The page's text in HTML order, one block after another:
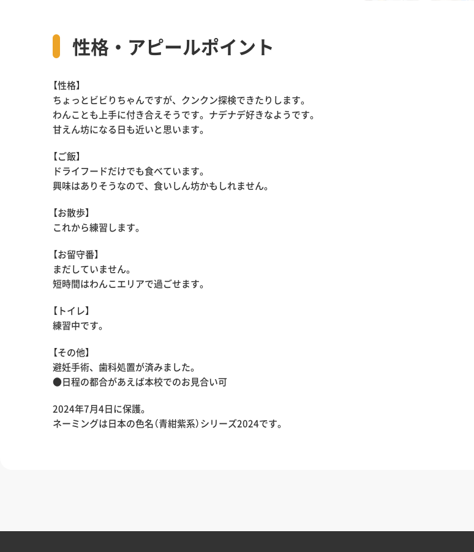
性格・アピールポイント
【性格】
ちょっとビビりちゃんですが、クンクン探検できたりします。
わんことも上手に付き合えそうです。ナデナデ好きなようです。
甘えん坊になる日も近いと思います。
【ご飯】
ドライフードだけでも食べています。
興味はありそうなので、食いしん坊かもしれません。
【お散歩】
これから練習します。
【お留守番】
まだしていません。
短時間はわんこエリアで過ごせます。
【トイレ】
練習中です。
【その他】
避妊手術、歯科処置が済みました。
●日程の都合があえば本校でのお見合い可
2024年7月4日に保護。
ネーミングは日本の色名（青紺紫系）シリーズ2024です。